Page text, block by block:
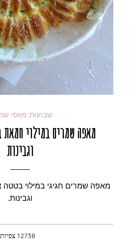
שבועות מאפי
מאפה שמרים במילוי חמאת
וגבינות
מאפה שמרים חגיגי במילוי בטטה
וגבינות.
12738 צפיות